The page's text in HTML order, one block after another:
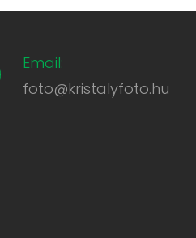
Email:
foto@kristalyfoto.hu